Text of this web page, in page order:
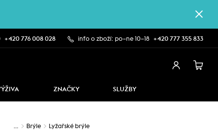
+420 776 008 028 info o zboží: po–ne 10–18 +420 777 355 833
ZNAČKY SLUŽBY
… Brýle Lyžařské brýle